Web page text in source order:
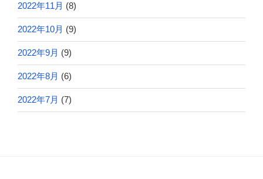
2022年11月 (8)
2022年10月 (9)
2022年9月 (9)
2022年8月 (6)
2022年7月 (7)